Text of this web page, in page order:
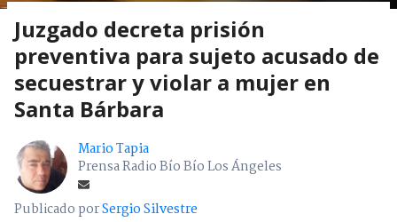
Juzgado decreta prisión
preventiva para sujeto acusado de
secuestrar y violar a mujer en
Santa Bárbara
Mario Tapia
Prensa Radio Bío Bío Los Ángeles
Publicado porSergio Silvestre